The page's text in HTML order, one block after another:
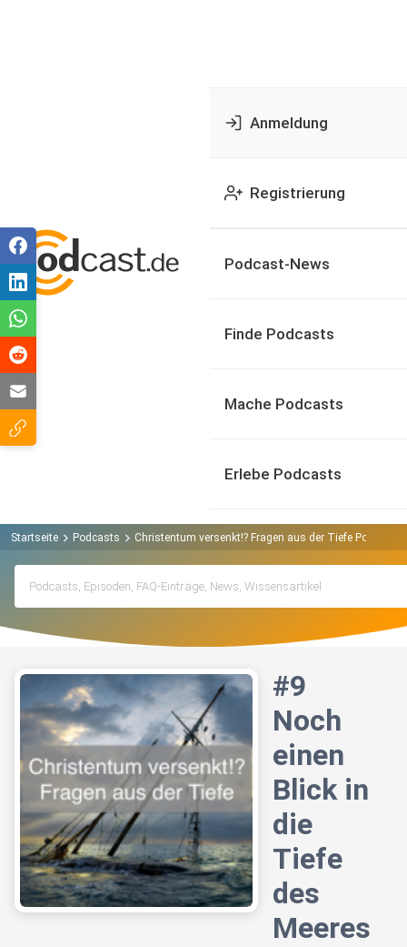
Anmeldung
Registrierung
Podcast-News
Finde Podcasts
Mache Podcasts
Erlebe Podcasts
Startseite Podcasts Christentum versenkt!? Fragen aus der Tiefe Podcast
#9
Noch
einen
Blick in
die
Tiefe
des
Meeres